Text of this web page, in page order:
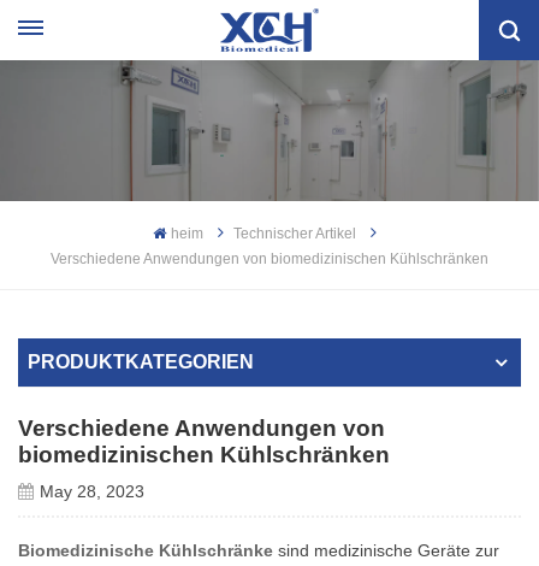
heim
Technischer Artikel
Verschiedene Anwendungen von biomedizinischen Kühlschränken
PRODUKTKATEGORIEN
Verschiedene Anwendungen von
biomedizinischen Kühlschränken
May 28, 2023
Biomedizinische Kühlschränke sind medizinische Geräte zur